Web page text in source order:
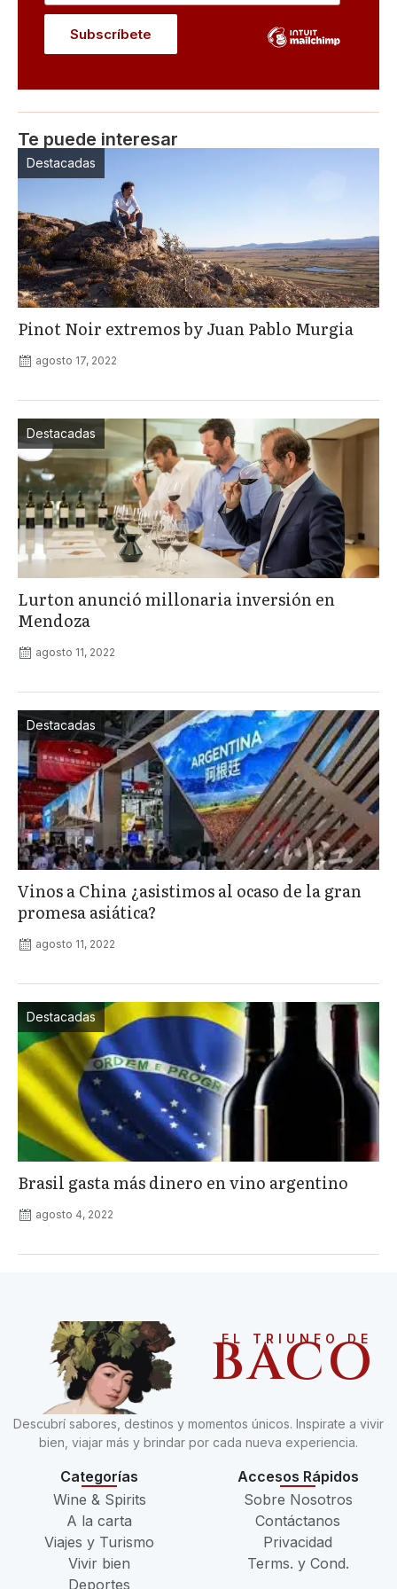
Te puede interesar
Destacadas
Pinot Noir extremos by Juan Pablo Murgia
agosto 17, 2022
Destacadas
Lurton anunció millonaria inversión en
Mendoza
agosto 11, 2022
Destacadas
Vinos a China ¿asistimos al ocaso de la gran
promesa asiática?
agosto 11, 2022
Destacadas
Brasil gasta más dinero en vino argentino
agosto 4, 2022
EL TRIUNFO DE
BACO
Descubrí sabores, destinos y momentos únicos. Inspirate a vivir
bien, viajar más y brindar por cada nueva experiencia.
Categorías
Wine & Spirits
A la carta
Viajes y Turismo
Vivir bien
Deportes
Accesos Rápidos
Sobre Nosotros
Contáctanos
Privacidad
Terms. y Cond.